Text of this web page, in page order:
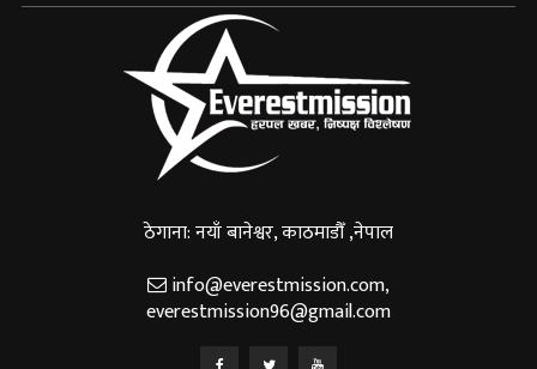
ठेगाना: नयाँ बानेश्वर, काठमाडौँ ,नेपाल
info@everestmission.com,
everestmission96@gmail.com